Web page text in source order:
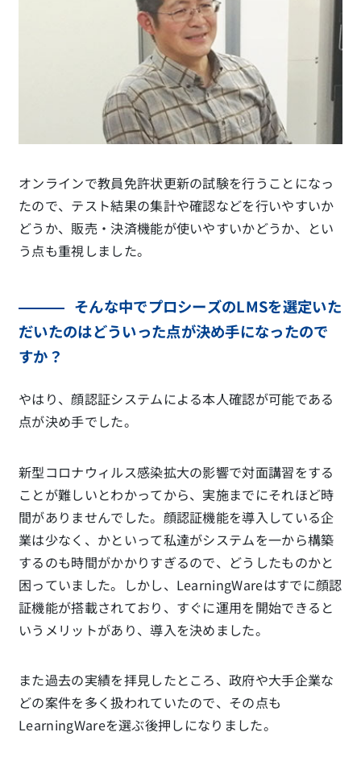
オンラインで教員免許状更新の試験を行うことになっ
たので、テスト結果の集計や確認などを行いやすいか
どうか、販売・決済機能が使いやすいかどうか、とい
う点も重視しました。
そんな中でプロシーズのLMSを選定いた
だいたのはどういった点が決め手になったので
すか？
やはり、顔認証システムによる本人確認が可能である
点が決め手でした。
新型コロナウィルス感染拡大の影響で対面講習をする
ことが難しいとわかってから、実施までにそれほど時
間がありませんでした。顔認証機能を導入している企
業は少なく、かといって私達がシステムを一から構築
するのも時間がかかりすぎるので、どうしたものかと
困っていました。しかし、LearningWareはすでに顔認
証機能が搭載されており、すぐに運用を開始できると
いうメリットがあり、導入を決めました。
また過去の実績を拝見したところ、政府や大手企業な
どの案件を多く扱われていたので、その点も
LearningWareを選ぶ後押しになりました。